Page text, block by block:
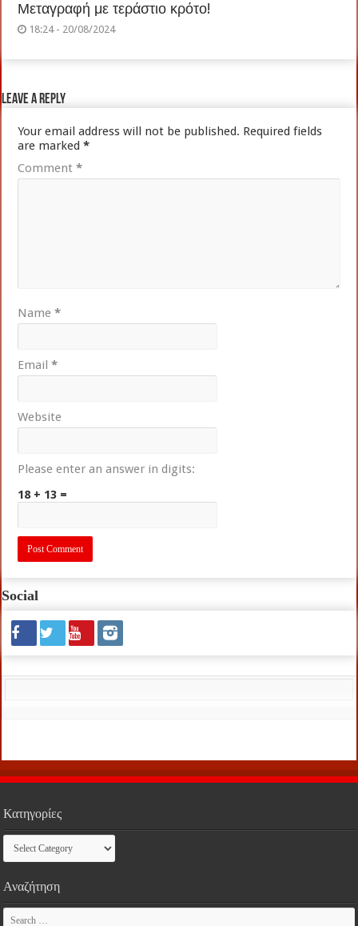
Μεταγραφή με τεράστιο κρότο!
18:24 - 20/08/2024
Leave a Reply
Your email address will not be published. Required fields
are marked*
Comment*
Name*
Email*
Website
Please enter an answer in digits:
18 + 13 =
Social
Κατηγορίες
Κατηγορίες
Αναζήτηση